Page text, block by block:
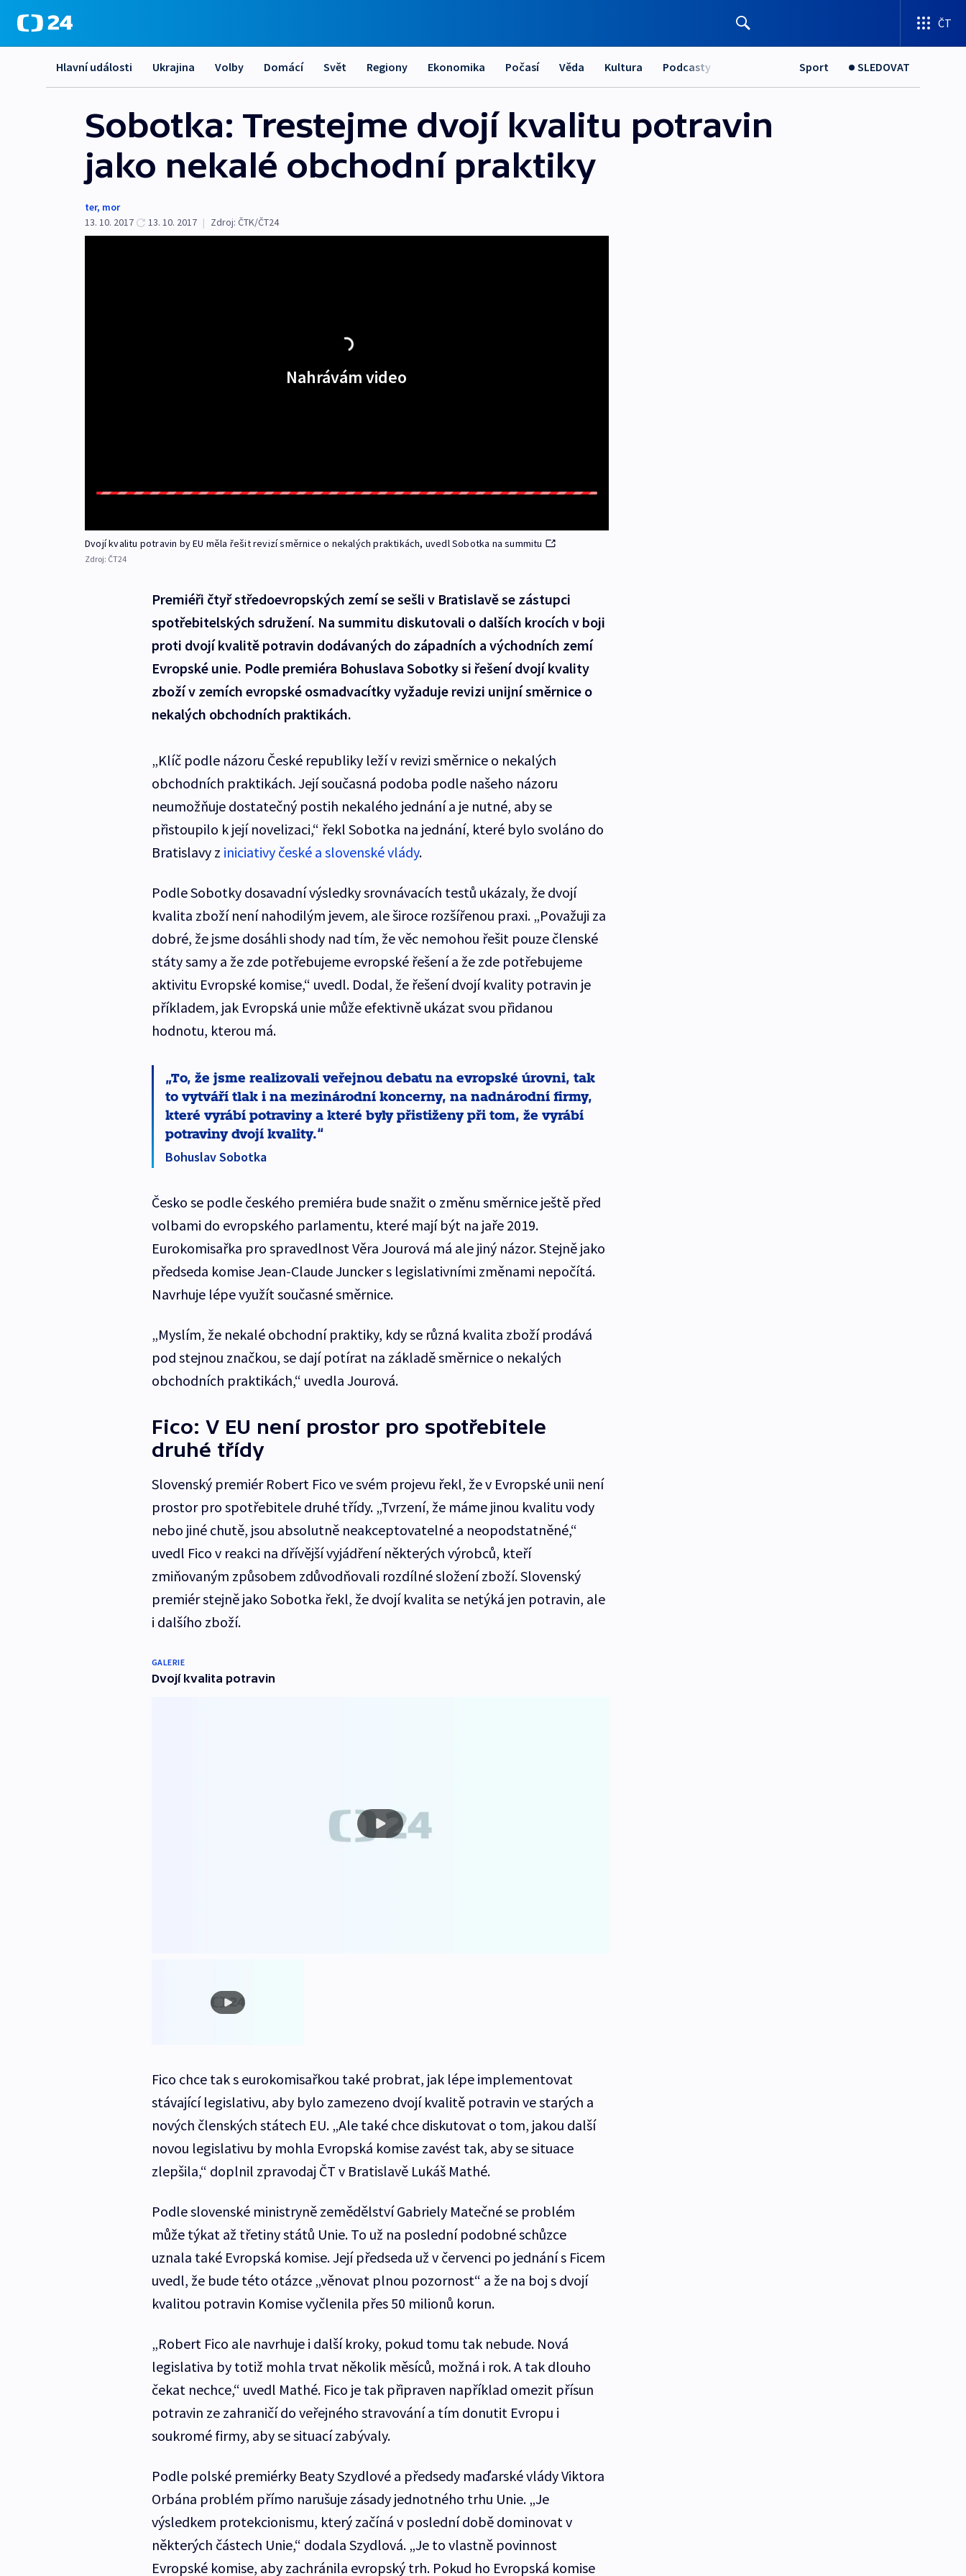
ČT
Hlavní události Ukrajina Volby Domácí Svět Regiony Ekonomika Počasí Věda Kultura Podcasty Sport SLEDOVAT
Sobotka: Trestejme dvojí kvalitu potravin
jako nekalé obchodní praktiky
ter, mor
13. 10. 2017
13. 10. 2017 | Zdroj: ČTK/ČT24
Nahrávám video
Dvojí kvalitu potravin by EU měla řešit revizí směrnice o nekalých praktikách, uvedl Sobotka na summitu
Zdroj: ČT24
Premiéři čtyř středoevropských zemí se sešli v Bratislavě se zástupci
spotřebitelských sdružení. Na summitu diskutovali o dalších krocích v boji
proti dvojí kvalitě potravin dodávaných do západních a východních zemí
Evropské unie. Podle premiéra Bohuslava Sobotky si řešení dvojí kvality
zboží v zemích evropské osmadvacítky vyžaduje revizi unijní směrnice o
nekalých obchodních praktikách.
„Klíč podle názoru České republiky leží v revizi směrnice o nekalých
obchodních praktikách. Její současná podoba podle našeho názoru
neumožňuje dostatečný postih nekalého jednání a je nutné, aby se
přistoupilo k její novelizaci,“ řekl Sobotka na jednání, které bylo svoláno do
Bratislavy z iniciativy české a slovenské vlády.
Podle Sobotky dosavadní výsledky srovnávacích testů ukázaly, že dvojí
kvalita zboží není nahodilým jevem, ale široce rozšířenou praxi. „Považuji za
dobré, že jsme dosáhli shody nad tím, že věc nemohou řešit pouze členské
státy samy a že zde potřebujeme evropské řešení a že zde potřebujeme
aktivitu Evropské komise,“ uvedl. Dodal, že řešení dvojí kvality potravin je
příkladem, jak Evropská unie může efektivně ukázat svou přidanou
hodnotu, kterou má.
To, že jsme realizovali veřejnou debatu na evropské úrovni, tak
to vytváří tlak i na mezinárodní koncerny, na nadnárodní firmy,
které vyrábí potraviny a které byly přistiženy při tom, že vyrábí
potraviny dvojí kvality.
Bohuslav Sobotka
Česko se podle českého premiéra bude snažit o změnu směrnice ještě před
volbami do evropského parlamentu, které mají být na jaře 2019.
Eurokomisařka pro spravedlnost Věra Jourová má ale jiný názor. Stejně jako
předseda komise Jean-Claude Juncker s legislativními změnami nepočítá.
Navrhuje lépe využít současné směrnice.
„Myslím, že nekalé obchodní praktiky, kdy se různá kvalita zboží prodává
pod stejnou značkou, se dají potírat na základě směrnice o nekalých
obchodních praktikách,“ uvedla Jourová.
Fico: V EU není prostor pro spotřebitele
druhé třídy
Slovenský premiér Robert Fico ve svém projevu řekl, že v Evropské unii není
prostor pro spotřebitele druhé třídy. „Tvrzení, že máme jinou kvalitu vody
nebo jiné chutě, jsou absolutně neakceptovatelné a neopodstatněné,“
uvedl Fico v reakci na dřívější vyjádření některých výrobců, kteří
zmiňovaným způsobem zdůvodňovali rozdílné složení zboží. Slovenský
premiér stejně jako Sobotka řekl, že dvojí kvalita se netýká jen potravin, ale
i dalšího zboží.
GALERIE
Dvojí kvalita potravin
Fico chce tak s eurokomisařkou také probrat, jak lépe implementovat
stávající legislativu, aby bylo zamezeno dvojí kvalitě potravin ve starých a
nových členských státech EU. „Ale také chce diskutovat o tom, jakou další
novou legislativu by mohla Evropská komise zavést tak, aby se situace
zlepšila,“ doplnil zpravodaj ČT v Bratislavě Lukáš Mathé.
Podle slovenské ministryně zemědělství Gabriely Matečné se problém
může týkat až třetiny států Unie. To už na poslední podobné schůzce
uznala také Evropská komise. Její předseda už v červenci po jednání s Ficem
uvedl, že bude této otázce „věnovat plnou pozornost“ a že na boj s dvojí
kvalitou potravin Komise vyčlenila přes 50 milionů korun.
„Robert Fico ale navrhuje i další kroky, pokud tomu tak nebude. Nová
legislativa by totiž mohla trvat několik měsíců, možná i rok. A tak dlouho
čekat nechce,“ uvedl Mathé. Fico je tak připraven například omezit přísun
potravin ze zahraničí do veřejného stravování a tím donutit Evropu i
soukromé firmy, aby se situací zabývaly.
Podle polské premiérky Beaty Szydlové a předsedy maďarské vlády Viktora
Orbána problém přímo narušuje zásady jednotného trhu Unie. „Je
výsledkem protekcionismu, který začíná v poslední době dominovat v
některých částech Unie,“ dodala Szydlová. „Je to vlastně povinnost
Evropské komise, aby zachránila evropský trh. Pokud ho Evropská komise